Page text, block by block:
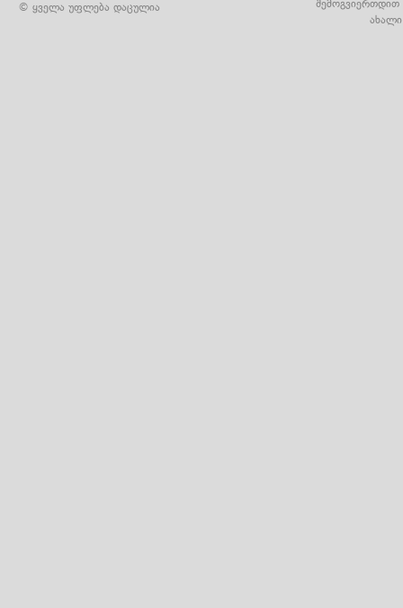
© ყველა უფლება დაცულია
შემოგვიერთდით
ახალი